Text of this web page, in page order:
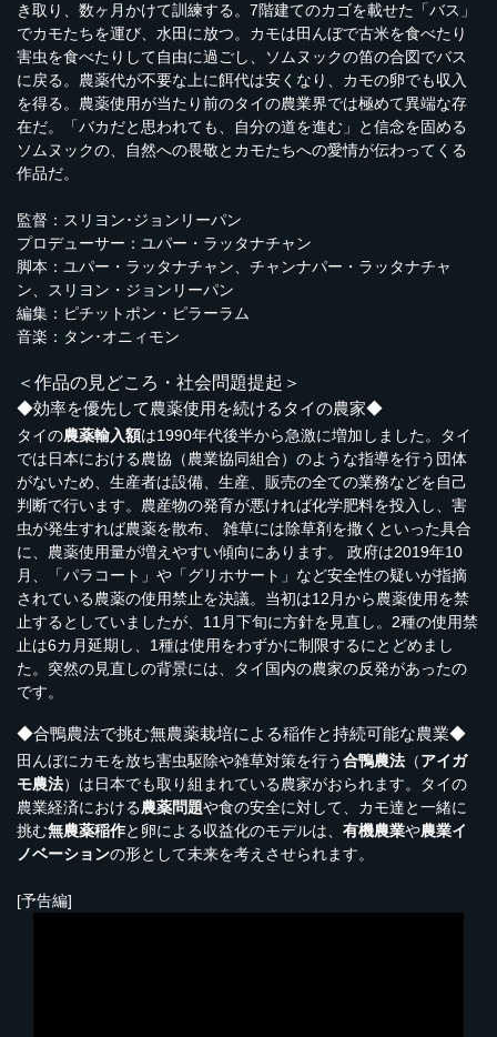
き取り、数ヶ月かけて訓練する。7階建てのカゴを載せた「バス」
でカモたちを運び、水田に放つ。カモは田んぼで古米を食べたり
害虫を食べたりして自由に過ごし、ソムヌックの笛の合図でバス
に戻る。農薬代が不要な上に餌代は安くなり、カモの卵でも収入
を得る。農薬使用が当たり前のタイの農業界では極めて異端な存
在だ。「バカだと思われても、自分の道を進む」と信念を固める
ソムヌックの、自然への畏敬とカモたちへの愛情が伝わってくる
作品だ。
監督：スリヨン･ジョンリーパン
プロデューサー：ユパー・ラッタナチャン
脚本：ユパー・ラッタナチャン、チャンナパー・ラッタナチャ
ン、スリヨン・ジョンリーパン
編集：ピチットポン・ピラーラム
音楽：タン･オニィモン
＜作品の見どころ・社会問題提起＞
◆効率を優先して農薬使用を続けるタイの農家◆
タイの農薬輸入額は1990年代後半から急激に増加しました。タイ
では日本における農協（農業協同組合）のような指導を行う団体
がないため、生産者は設備、生産、販売の全ての業務などを自己
判断で行います。農産物の発育が悪ければ化学肥料を投入し、害
虫が発生すれば農薬を散布、 雑草には除草剤を撒くといった具合
に、農薬使用量が増えやすい傾向にあります。 政府は2019年10
月、「パラコート」や「グリホサート」など安全性の疑いが指摘
されている農薬の使用禁止を決議。当初は12月から農薬使用を禁
止するとしていましたが、11月下旬に方針を見直し。2種の使用禁
止は6カ月延期し、1種は使用をわずかに制限するにとどめまし
た。突然の見直しの背景には、タイ国内の農家の反発があったの
です。
◆合鴨農法で挑む無農薬栽培による稲作と持続可能な農業◆
田んぼにカモを放ち害虫駆除や雑草対策を行う合鴨農法 （アイガ
モ農法）は日本でも取り組まれている農家がおられます。タイの
農業経済における農薬問題や食の安全に対して、カモ達と一緒に
挑む無農薬稲作と卵による収益化のモデルは、 有機農業や農業イ
ノベーションの形として未来を考えさせられます。
[予告編]